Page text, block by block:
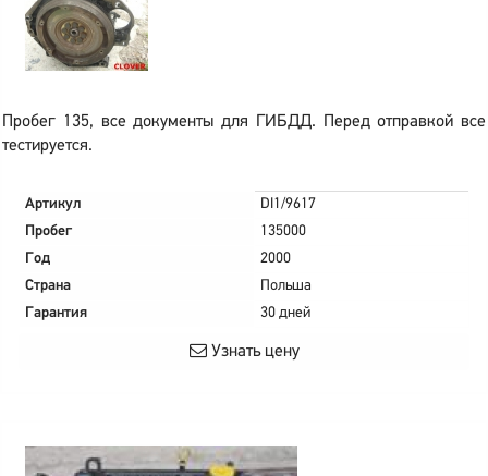
Пробег 135, все документы для ГИБДД. Перед отправкой все
тестируется.
Артикул
DI1/9617
Пробег
135000
Год
2000
Страна
Польша
Гарантия
30 дней
Узнать цену